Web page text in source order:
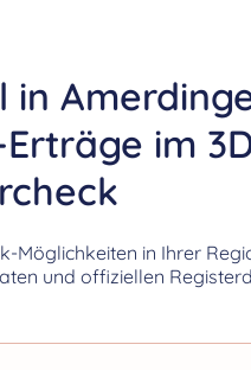
im
Möglichkeiten in Ihrer
und offiziellen